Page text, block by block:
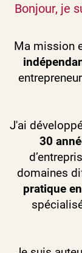
Bonjour, je
Ma mission
J'ai
30
domaines
pratique